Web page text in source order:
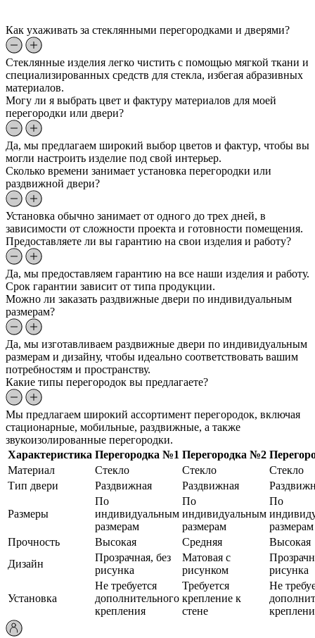
Как ухаживать за стеклянными перегородками и дверями?
Стеклянные изделия легко чистить с помощью мягкой ткани и
специализированных средств для стекла, избегая абразивных
материалов.
Могу ли я выбрать цвет и фактуру материалов для моей
перегородки или двери?
Да, мы предлагаем широкий выбор цветов и фактур, чтобы вы
могли настроить изделие под свой интерьер.
Сколько времени занимает установка перегородки или
раздвижной двери?
Установка обычно занимает от одного до трех дней, в
зависимости от сложности проекта и готовности помещения.
Предоставляете ли вы гарантию на свои изделия и работу?
Да, мы предоставляем гарантию на все наши изделия и работу.
Срок гарантии зависит от типа продукции.
Можно ли заказать раздвижные двери по индивидуальным
размерам?
Да, мы изготавливаем раздвижные двери по индивидуальным
размерам и дизайну, чтобы идеально соответствовать вашим
потребностям и пространству.
Какие типы перегородок вы предлагаете?
Мы предлагаем широкий ассортимент перегородок, включая
стационарные, мобильные, раздвижные, а также
звукоизолированные перегородки.
Характеристика Перегородка №1 Перегородка №2
Материал
Стекло Стекло
Стекло
Тип двери
Раздвижная Раздвижная
Размеры
По
индивидуальным
размерам
По
индивидуальным
размерам
По
размерам
Прочность
Высокая Средняя
Высокая
Дизайн
Прозрачная, без
рисунка
Матовая с
рисунком
рисунка
Установка
Не требуется
дополнительного
крепления
Требуется
крепление к
стене
Не